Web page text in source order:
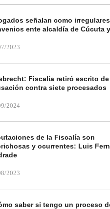
señalan como irregulares
ente alcaldía de Cúcuta
2023
Fiscalía retiró escrito de
contra siete procesados
2024
de la Fiscalía son
y ocurrentes: Luis
2023
saber si tengo un proceso